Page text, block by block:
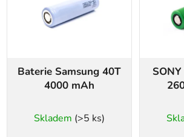
Baterie Samsung 40T
4000 mAh
Skladem (>5 ks)